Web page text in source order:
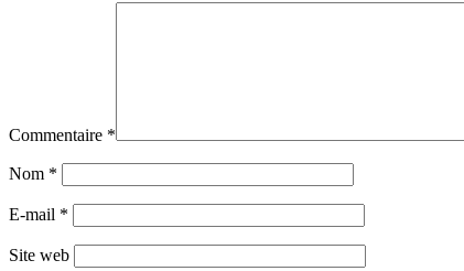
Commentaire *
Nom *
E-mail *
Site web